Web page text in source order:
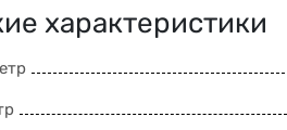
характеристики